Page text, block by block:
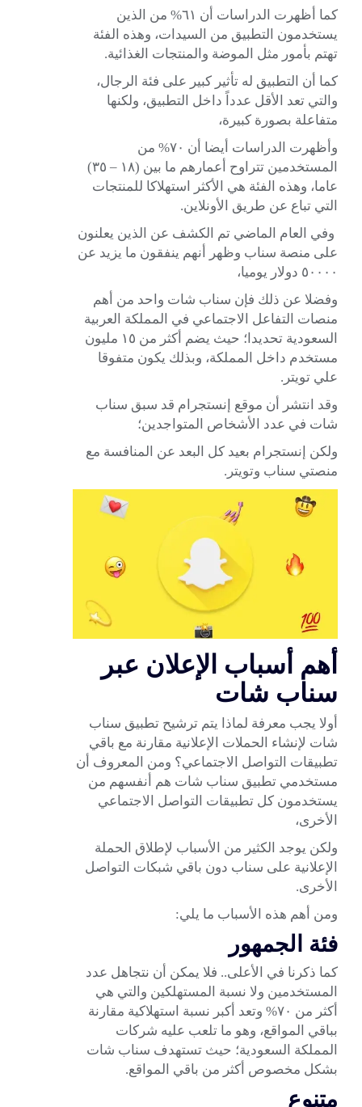
كما أظهرت الدراسات أن ٦١% من الذين
يستخدمون التطبيق من السيدات، وهذه الفئة
تهتم بأمور مثل الموضة والمنتجات الغذائية.
كما أن التطبيق له تأثير كبير على فئة الرجال،
والتي تعد الأقل عدداً داخل التطبيق، ولكنها
متفاعلة بصورة كبيرة،
وأظهرت الدراسات أيضا أن ٧٠% من
المستخدمين تتراوح أعمارهم ما بين (١٨ – ٣٥)
عاما، وهذه الفئة هي الأكثر استهلاكا للمنتجات
التي تباع عن طريق الأونلاين.
وفي العام الماضي تم الكشف عن الذين يعلنون
على منصة سناب وظهر أنهم ينفقون ما يزيد عن
٥٠٠٠٠ دولار يوميا،
وفضلا عن ذلك فإن سناب شات واحد من أهم
منصات التفاعل الاجتماعي في المملكة العربية
السعودية تحديدا؛ حيث يضم أكثر من ١٥ مليون
مستخدم داخل المملكة، وبذلك يكون متفوقا
علي تويتر.
وقد انتشر أن موقع إنستجرام قد سبق سناب
شات في عدد الأشخاص المتواجدين؛
ولكن إنستجرام بعيد كل البعد عن المنافسة مع
منصتي سناب وتويتر.
أهم أسباب الإعلان عبر
سناب شات
أولا يجب معرفة لماذا يتم ترشيح تطبيق سناب
شات لإنشاء الحملات الإعلانية مقارنة مع باقي
تطبيقات التواصل الاجتماعي؟ ومن المعروف أن
مستخدمي تطبيق سناب شات هم أنفسهم من
يستخدمون كل تطبيقات التواصل الاجتماعي
الأخرى،
ولكن يوجد الكثير من الأسباب لإطلاق الحملة
الإعلانية على سناب دون باقي شبكات التواصل
الأخرى.
ومن أهم هذه الأسباب ما يلي:
فئة الجمهور
كما ذكرنا في الأعلى.. فلا يمكن أن نتجاهل عدد
المستخدمين ولا نسبة المستهلكين والتي هي
أكثر من ٧٠% وتعد أكبر نسبة استهلاكية مقارنة
بباقي المواقع، وهو ما تلعب عليه شركات
المملكة السعودية؛ حيث تستهدف سناب شات
بشكل مخصوص أكثر من باقي المواقع.
متنوع